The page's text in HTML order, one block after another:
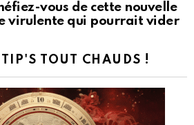
vous de cette nouvelle
virulente qui pourrait vider
TIP'S TOUT CHAUDS !